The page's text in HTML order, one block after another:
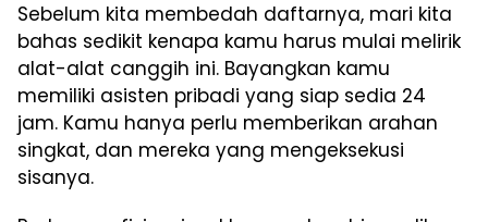
Sebelum kita membedah daftarnya, mari kita
bahas sedikit kenapa kamu harus mulai melirik
alat-alat canggih ini. Bayangkan kamu
memiliki asisten pribadi yang siap sedia 24
jam. Kamu hanya perlu memberikan arahan
singkat, dan mereka yang mengeksekusi
sisanya.